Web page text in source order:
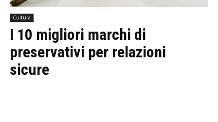
Cultura
I 10 migliori marchi di
preservativi per relazioni
sicure